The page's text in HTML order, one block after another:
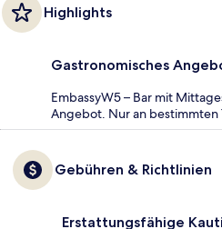
Highlights
Gastronomisches
EmbassyW5 – Bar mit
Angebot. Nur an
Gebühren & Richtlinien
Erstattungsfähige